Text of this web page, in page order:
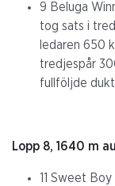
9 Beluga
tog sats i
ledaren 650
tredjespår
fullföljde
Lopp 8, 1640 m
11 Sweet